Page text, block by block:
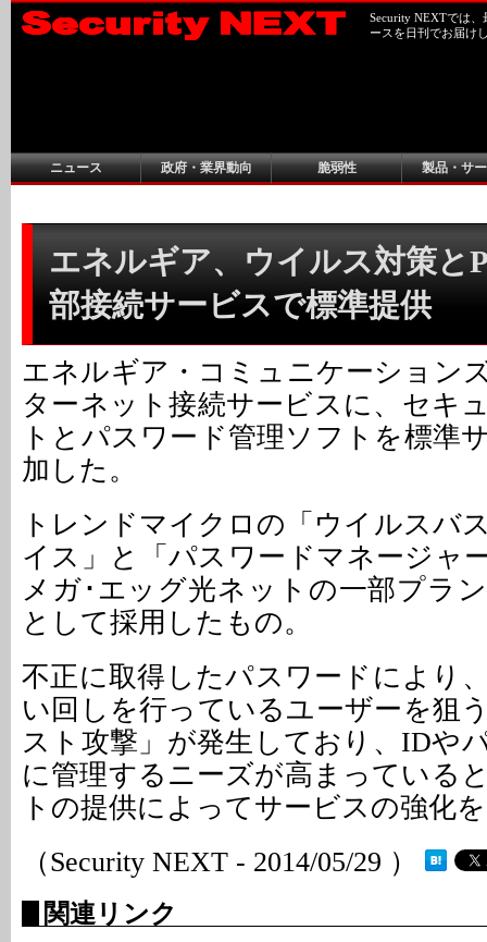
Security NEXTでは
ースを日刊でお届け
ニュース 政府・業界動向 脆弱性 製品・サ
エネルギア、ウイルス対策と
部接続サービスで標準提供
エネルギア・コミュニケーション
ターネット接続サービスに、セキ
トとパスワード管理ソフトを標準
加した。
トレンドマイクロの「ウイルスバ
イス」と「パスワードマネージャ
メガ･エッグ光ネットの一部プラ
として採用したもの。
不正に取得したパスワードにより
い回しを行っているユーザーを狙
スト攻撃」が発生しており、IDや
に管理するニーズが高まっている
トの提供によってサービスの強化
（Security NEXT - 2014/05/29 ）
関連リンク